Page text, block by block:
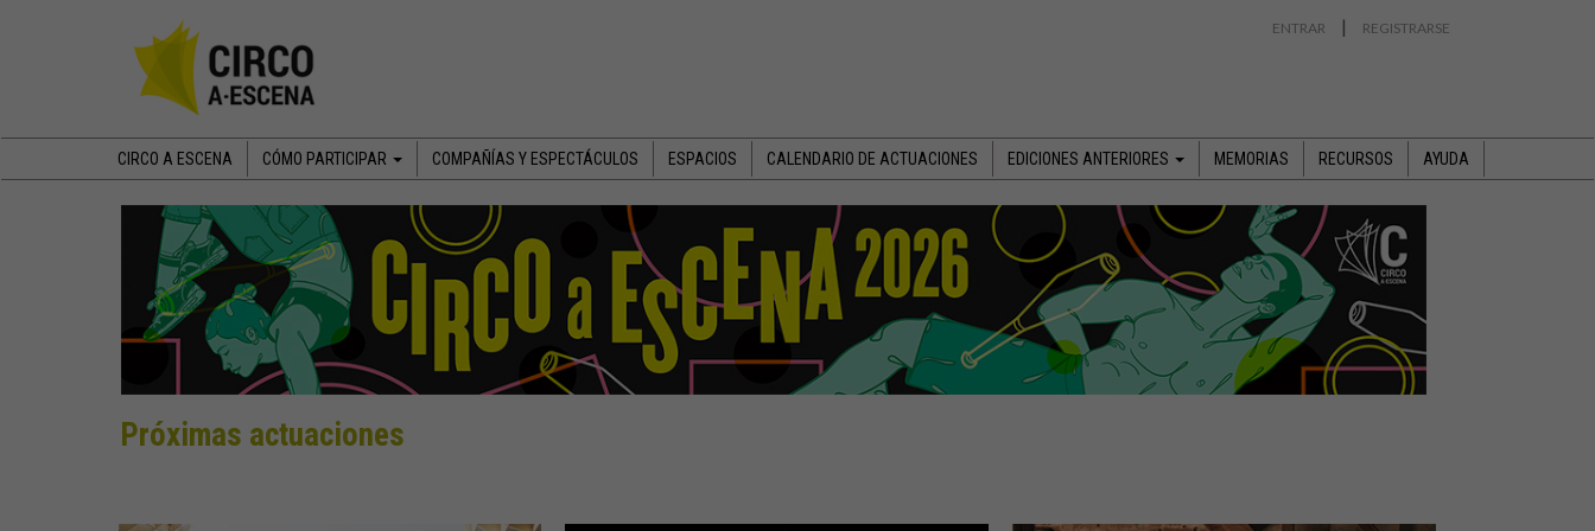
ENTRAR | REGISTRARSE
CIRCO A ESCENA CÓMO PARTICIPAR COMPAÑÍAS Y ESPECTÁCULOS ESPACIOS CALENDARIO DE ACTUACIONES EDICIONES ANTERIORES MEMORIAS RECURSOS AYUDA
Próximas actuaciones